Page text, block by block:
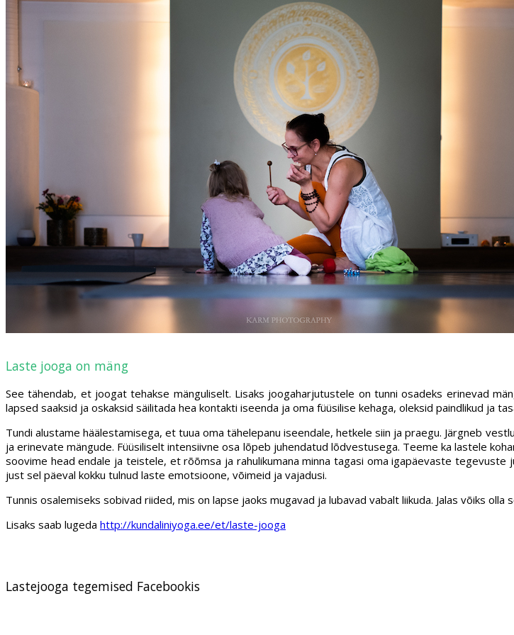
Laste jooga on mäng
See tähendab, et joogat tehakse mänguliselt. Lisaks joogaharjutustele on tunni osadeks erinevad
lapsed saaksid ja oskaksid säilitada hea kontakti iseenda ja oma füüsilise kehaga, oleksid paindlikud ja
Tundi alustame häälestamisega, et tuua oma tähelepanu iseendale, hetkele siin ja praegu. Järgneb
ja erinevate mängude. Füüsiliselt intensiivne osa lõpeb juhendatud lõdvestusega. Teeme ka lastele
soovime head endale ja teistele, et rõõmsa ja rahulikumana minna tagasi oma igapäevaste
just sel päeval kokku tulnud laste emotsioone, võimeid ja vajadusi.
Tunnis osalemiseks sobivad riided, mis on lapse jaoks mugavad ja lubavad vabalt liikuda. Jalas võiks
Lisaks saab lugeda http://kundaliniyoga.ee/et/laste-jooga
Lastejooga tegemised Facebookis